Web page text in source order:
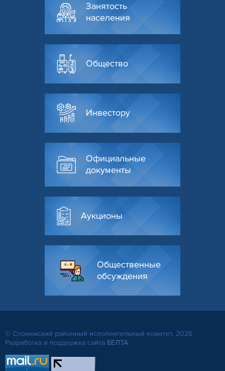
Занятость
населения
Общество
Инвестору
Официальные
документы
Аукционы
Общественные
обсуждения
© Слонимский районный исполнительный комитет, 2026
Разработка и поддержка сайта БЕЛТА